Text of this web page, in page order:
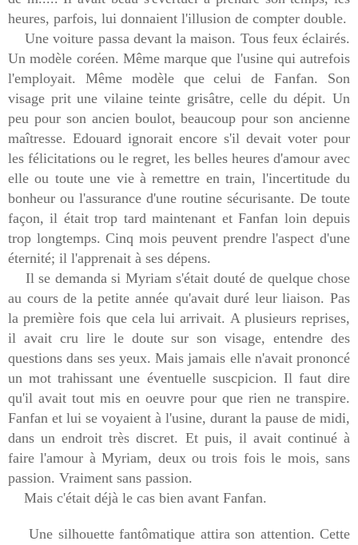
heures, parfois, lui donnaient l'illusion de compter double.
Une voiture passa devant la maison. Tous feux éclairés.
Un modèle coréen. Même marque que l'usine qui autrefois
l'employait. Même modèle que celui de Fanfan. Son
visage prit une vilaine teinte grisâtre, celle du dépit. Un
peu pour son ancien boulot, beaucoup pour son ancienne
maîtresse. Edouard ignorait encore s'il devait voter pour
les félicitations ou le regret, les belles heures d'amour avec
elle ou toute une vie à remettre en train, l'incertitude du
bonheur ou l'assurance d'une routine sécurisante. De toute
façon, il était trop tard maintenant et Fanfan loin depuis
trop longtemps. Cinq mois peuvent prendre l'aspect d'une
éternité; il l'apprenait à ses dépens.
Il se demanda si Myriam s'était douté de quelque chose
au cours de la petite année qu'avait duré leur liaison. Pas
la première fois que cela lui arrivait. A plusieurs reprises,
il avait cru lire le doute sur son visage, entendre des
questions dans ses yeux. Mais jamais elle n'avait prononcé
un mot trahissant une éventuelle suscpicion. Il faut dire
qu'il avait tout mis en oeuvre pour que rien ne transpire.
Fanfan et lui se voyaient à l'usine, durant la pause de midi,
dans un endroit très discret. Et puis, il avait continué à
faire l'amour à Myriam, deux ou trois fois le mois, sans
passion. Vraiment sans passion.
Mais c'était déjà le cas bien avant Fanfan.
Une silhouette fantômatique attira son attention. Cette